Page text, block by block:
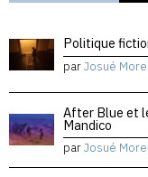
Politique
parJosué
After Blue et
Mandico
parJosué